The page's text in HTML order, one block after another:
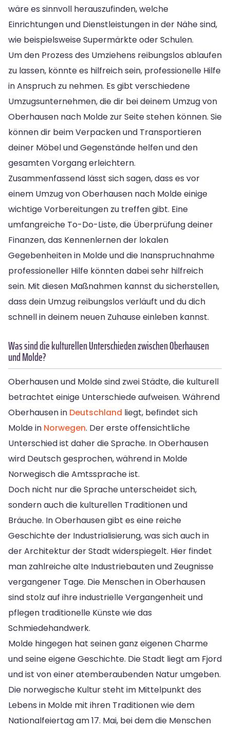
wäre es sinnvoll herauszufinden, welche
Einrichtungen und Dienstleistungen in der Nähe sind,
wie beispielsweise Supermärkte oder Schulen.
Um den Prozess des Umziehens reibungslos ablaufen
zu lassen, könnte es hilfreich sein, professionelle Hilfe
in Anspruch zu nehmen. Es gibt verschiedene
Umzugsunternehmen, die dir bei deinem Umzug von
Oberhausen nach Molde zur Seite stehen können. Sie
können dir beim Verpacken und Transportieren
deiner Möbel und Gegenstände helfen und den
gesamten Vorgang erleichtern.
Zusammenfassend lässt sich sagen, dass es vor
einem Umzug von Oberhausen nach Molde einige
wichtige Vorbereitungen zu treffen gibt. Eine
umfangreiche To-Do-Liste, die Überprüfung deiner
Finanzen, das Kennenlernen der lokalen
Gegebenheiten in Molde und die Inanspruchnahme
professioneller Hilfe könnten dabei sehr hilfreich
sein. Mit diesen Maßnahmen kannst du sicherstellen,
dass dein Umzug reibungslos verläuft und du dich
schnell in deinem neuen Zuhause einleben kannst.
Was sind die kulturellen Unterschieden zwischen Oberhausen
und Molde?
Oberhausen und Molde sind zwei Städte, die kulturell
betrachtet einige Unterschiede aufweisen. Während
Oberhausen in Deutschland liegt, befindet sich
Molde in Norwegen. Der erste offensichtliche
Unterschied ist daher die Sprache. In Oberhausen
wird Deutsch gesprochen, während in Molde
Norwegisch die Amtssprache ist.
Doch nicht nur die Sprache unterscheidet sich,
sondern auch die kulturellen Traditionen und
Bräuche. In Oberhausen gibt es eine reiche
Geschichte der Industrialisierung, was sich auch in
der Architektur der Stadt widerspiegelt. Hier findet
man zahlreiche alte Industriebauten und Zeugnisse
vergangener Tage. Die Menschen in Oberhausen
sind stolz auf ihre industrielle Vergangenheit und
pflegen traditionelle Künste wie das
Schmiedehandwerk.
Molde hingegen hat seinen ganz eigenen Charme
und seine eigene Geschichte. Die Stadt liegt am Fjord
und ist von einer atemberaubenden Natur umgeben.
Die norwegische Kultur steht im Mittelpunkt des
Lebens in Molde mit ihren Traditionen wie dem
Nationalfeiertag am 17. Mai, bei dem die Menschen